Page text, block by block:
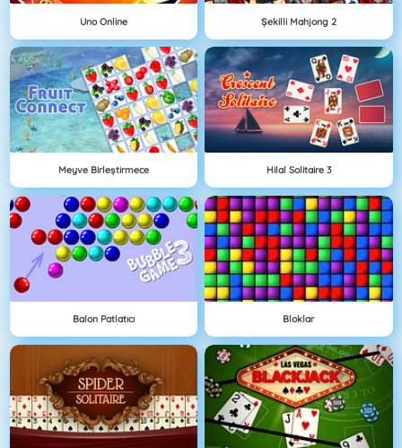
Uno Online Şekilli Mahjong 2
Meyve Birleştirmece Hilal Solitaire 3
Balon Patlatıcı Bloklar